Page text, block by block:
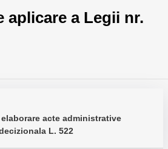
aplicare a Legii nr.
acte administrative
L. 522